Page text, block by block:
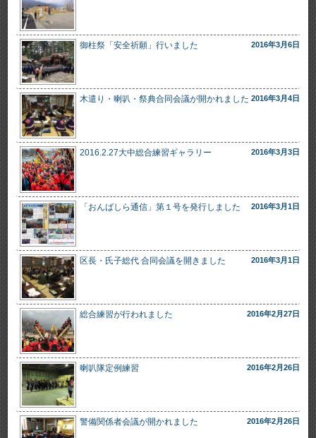
御柱祭「安全祈願」行いました 2016年3月6日
木遣り・喇叭・祭典合同会議が開かれました 2016年3月4日
2016.2.27大中総合練習ギャラリー 2016年3月3日
「おんばしら通信」第１号を発行しました 2016年3月1日
区長・氏子総代 合同会議を開きました 2016年3月1日
総合練習が行われました 2016年2月27日
喇叭隊定例練習 2016年2月26日
警備関係者会議が開かれました 2016年2月26日